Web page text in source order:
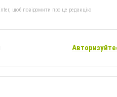
щоб повідомити про це редакцію